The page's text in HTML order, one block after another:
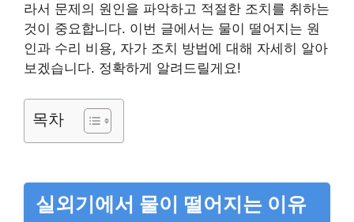
라서 문제의 원인을 파악하고 적절한 조치를 취하는
것이 중요합니다. 이번 글에서는 물이 떨어지는 원
인과 수리 비용, 자가 조치 방법에 대해 자세히 알아
보겠습니다. 정확하게 알려드릴게요!
목차
실외기에서 물이 떨어지는 이유